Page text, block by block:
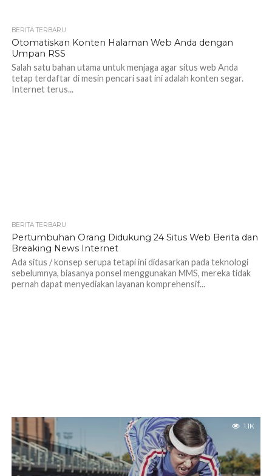
BERITA TERBARU
Otomatiskan Konten Halaman Web Anda dengan
Umpan RSS
Salah satu bahan utama untuk menjaga agar situs web Anda
tetap terdaftar di mesin pencari saat ini adalah konten segar.
Internet terus...
BERITA TERBARU
Pertumbuhan Orang Didukung 24 Situs Web Berita dan
Breaking News Internet
Ada situs / konsep serupa tetapi ini didasarkan pada teknologi
sebelumnya, biasanya ponsel menggunakan MMS, mereka tidak
pernah dapat menyediakan layanan komprehensif...
1.1K